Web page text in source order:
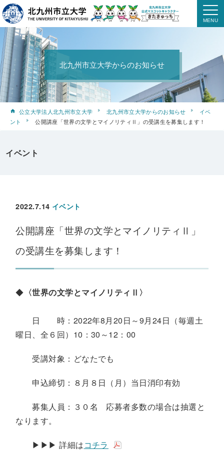
北九州市立大学からのお知らせ
公立大学法人北九州市立大学 北九州市立大学からのお知らせ
イベ
ント
公開講座「世界の文学とマイノリティⅡ」の受講生を募集します！
イベント
2022.7.14 イベント
公開講座「世界の文学とマイノリティⅡ」
の受講生を募集します！
◆ 〈世界の文学とマイノリティⅡ〉
日 時：2022年8月20日～9月24日（毎週土
曜日、全６回）10：30～12：00
受講対象：どなたでも
申込締切：８月８日（月）当日消印有効
募集人員：３０名 応募者多数の場合は抽選と
なります。
▶▶▶ 詳細はコチラ